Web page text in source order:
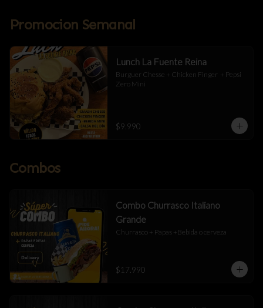
Promocion Semanal
Lunch La Fuente Reina
Burguer Chesse + Chicken Finger  + Pepsi
Zero Mini
$9.990
Combos
Combo Churrasco Italiano
Grande
Churrasco + Papas +Bebida o cerveza
$17.990